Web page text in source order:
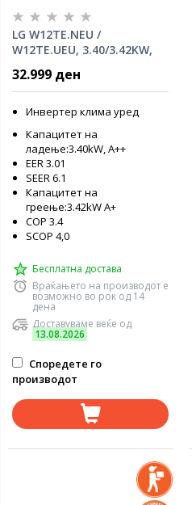
LG W12TE.NEU /
W12TE.UEU, 3.40/3.42KW,
32.999 ден
Инвертер клима уред
Капацитет на
ладење:3.40kW, А++
EER 3.01
SEER 6.1
Капацитет на
греење:3.42kW А+
COP 3.4
SCOP 4,0
Бесплатна достава
Враќањето на производот е
возможно во рок од 14
дена
Доставуваме веќе од
13.08.2026
Споредете го
производот